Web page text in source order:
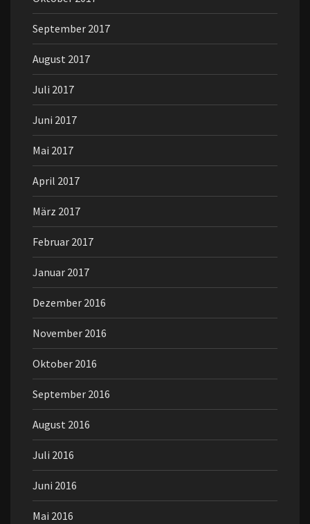
September 2017
August 2017
Juli 2017
Juni 2017
Mai 2017
April 2017
März 2017
Februar 2017
Januar 2017
Dezember 2016
November 2016
Oktober 2016
September 2016
August 2016
Juli 2016
Juni 2016
Mai 2016